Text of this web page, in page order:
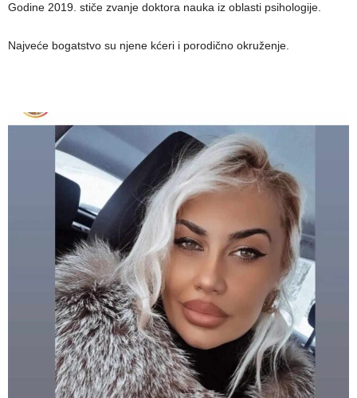
Godine 2019. stiče zvanje doktora nauka iz oblasti psihologije.
Najveće bogatstvo su njene kćeri i porodično okruženje.